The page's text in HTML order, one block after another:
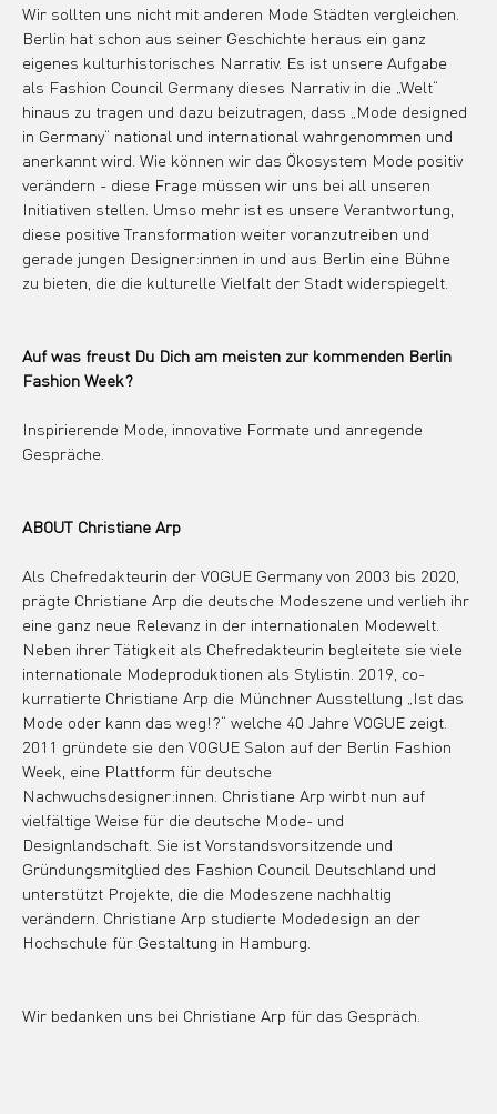
Wir sollten uns nicht mit anderen Mode Städten vergleichen.
Berlin hat schon aus seiner Geschichte heraus ein ganz
eigenes kulturhistorisches Narrativ. Es ist unsere Aufgabe
als Fashion Council Germany dieses Narrativ in die „Welt“
hinaus zu tragen und dazu beizutragen, dass „Mode designed
in Germany“ national und international wahrgenommen und
anerkannt wird. Wie können wir das Ökosystem Mode positiv
verändern - diese Frage müssen wir uns bei all unseren
Initiativen stellen. Umso mehr ist es unsere Verantwortung,
diese positive Transformation weiter voranzutreiben und
gerade jungen Designer:innen in und aus Berlin eine Bühne
zu bieten, die die kulturelle Vielfalt der Stadt widerspiegelt.
Auf was freust Du Dich am meisten zur kommenden Berlin
Fashion Week?
Inspirierende Mode, innovative Formate und anregende
Gespräche.
ABOUT Christiane Arp
Als Chefredakteurin der VOGUE Germany von 2003 bis 2020,
prägte Christiane Arp die deutsche Modeszene und verlieh ihr
eine ganz neue Relevanz in der internationalen Modewelt.
Neben ihrer Tätigkeit als Chefredakteurin begleitete sie viele
internationale Modeproduktionen als Stylistin. 2019, co-
kurratierte Christiane Arp die Münchner Ausstellung „Ist das
Mode oder kann das weg!?“ welche 40 Jahre VOGUE zeigt.
2011 gründete sie den VOGUE Salon auf der Berlin Fashion
Week, eine Plattform für deutsche
Nachwuchsdesigner:innen. Christiane Arp wirbt nun auf
vielfältige Weise für die deutsche Mode- und
Designlandschaft. Sie ist Vorstandsvorsitzende und
Gründungsmitglied des Fashion Council Deutschland und
unterstützt Projekte, die die Modeszene nachhaltig
verändern. Christiane Arp studierte Modedesign an der
Hochschule für Gestaltung in Hamburg.
Wir bedanken uns bei Christiane Arp für das Gespräch.